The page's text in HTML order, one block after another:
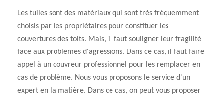
Les tuiles sont des matériaux qui sont très fréquemment
choisis par les propriétaires pour constituer les
couvertures des toits. Mais, il faut souligner leur fragilité
face aux problèmes d'agressions. Dans ce cas, il faut faire
appel à un couvreur professionnel pour les remplacer en
cas de problème. Nous vous proposons le service d'un
expert en la matière. Dans ce cas, on peut vous proposer